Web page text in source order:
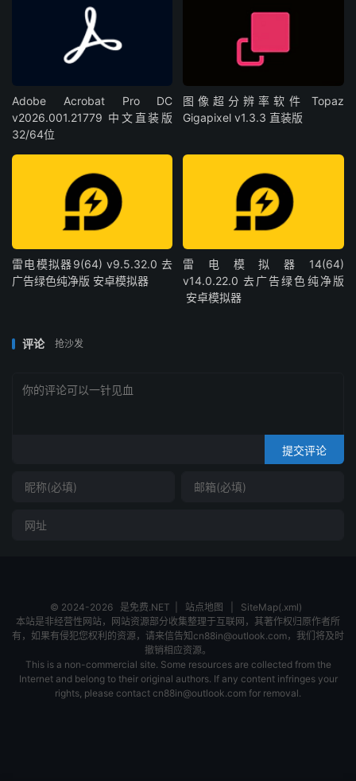
Adobe Acrobat Pro DC
v2026.001.21779 中文直装版
32/64位
图像超分辨率软件 Topaz
Gigapixel v1.3.3 直装版
雷电模拟器9(64) v9.5.32.0 去
广告绿色纯净版 安卓模拟器
雷电模拟器14(64)
v14.0.22.0 去广告绿色纯净版
安卓模拟器
评论 抢沙发
提交评论
© 2024-2026 是免费.NET 站点地图
SiteMap(.xml)
本站是非经营性网站，网站资源部分收集整理于互联网，其著作权归原作者所
有，如果有侵犯您权利的资源，请来信告知cn88in@outlook.com，我们将及时
撤销相应资源。
This is a non-commercial site. Some resources are collected from the
Internet and belong to their original authors. If any content infringes your
rights, please contact cn88in@outlook.com for removal.